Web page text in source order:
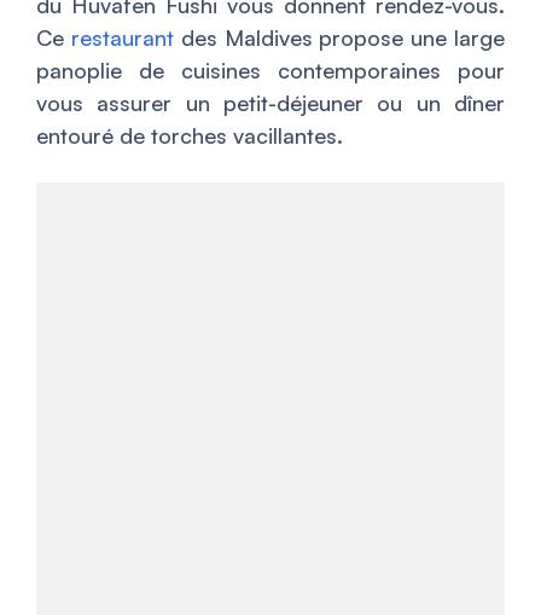
Ce restaurantdes Maldives propose une large
panoplie de cuisines contemporaines pour
vous assurer un petit-déjeuner ou un dîner
entouré de torches vacillantes.